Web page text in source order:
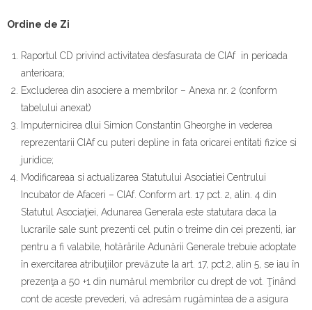
Ordine de Zi
Raportul CD privind activitatea desfasurata de CIAf in perioada
anterioara;
Excluderea din asociere a membrilor – Anexa nr. 2 (conform
tabelului anexat)
Imputernicirea dlui Simion Constantin Gheorghe in vederea
reprezentarii CIAf cu puteri depline in fata oricarei entitati fizice si
juridice;
Modificareaa si actualizarea Statutului Asociatiei Centrului
Incubator de Afaceri – CIAf. Conform art. 17 pct. 2, alin. 4 din
Statutul Asociaţiei, Adunarea Generala este statutara daca la
lucrarile sale sunt prezenti cel putin o treime din cei prezenti, iar
pentru a fi valabile, hotărârile Adunării Generale trebuie adoptate
în exercitarea atribuţiilor prevăzute la art. 17, pct.2, alin 5, se iau în
prezenţa a 50 +1 din numărul membrilor cu drept de vot. Ţinând
cont de aceste prevederi, vă adresăm rugămintea de a asigura